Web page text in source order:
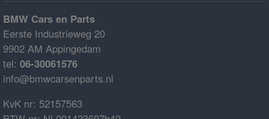
BMW Cars en Parts
Eerste Industrieweg 20
9902 AM Appingedam
tel: 06-30061576
info@bmwcarsenparts.nl
KvK nr: 52157563